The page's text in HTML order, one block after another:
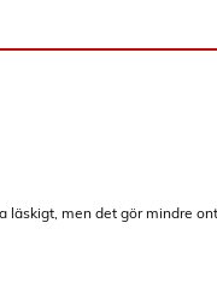
läskigt, men det gör mindre